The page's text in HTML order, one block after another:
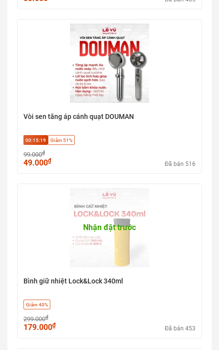
Vòi sen tăng áp cánh quạt DOUMAN
00:15:18 Giảm 51%
99.000₫
49.000₫ Đã bán 516
Nhận đặt trước
Bình giữ nhiệt Lock&Lock 340ml
Giảm 40%
299.000₫
179.000₫ Đã bán 453